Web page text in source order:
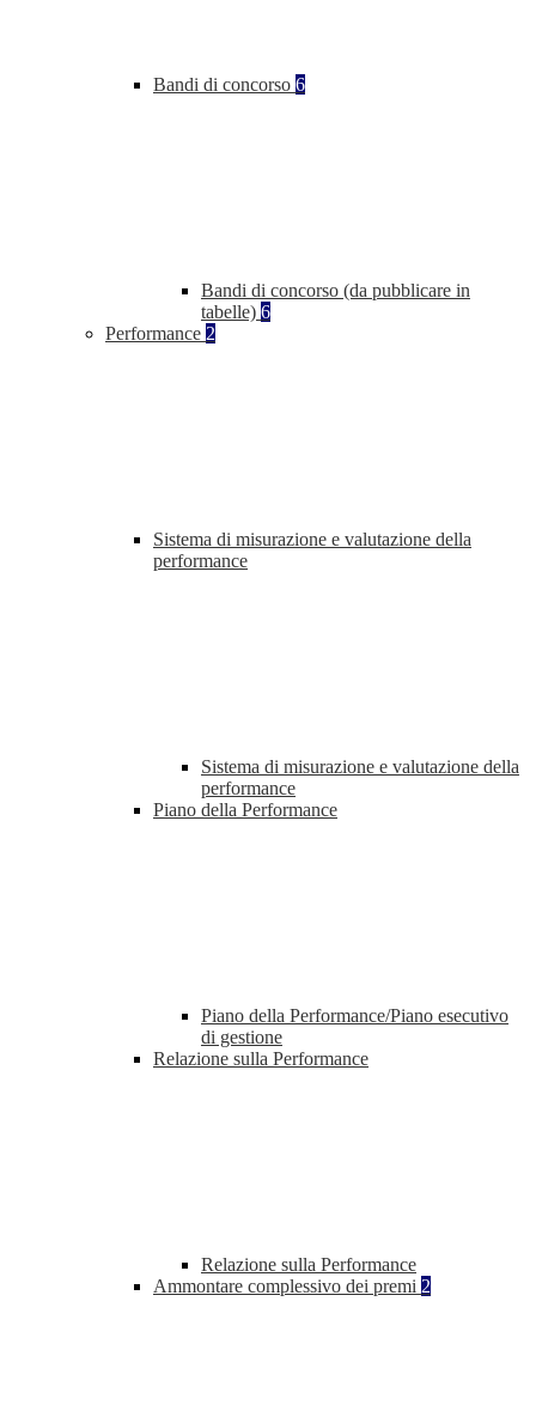
Bandi di concorso 6
Bandi di concorso (da pubblicare in
tabelle) 6
Performance 2
Sistema di misurazione e valutazione della
performance
Sistema di misurazione e valutazione della
performance
Piano della Performance
Piano della Performance/Piano esecutivo
di gestione
Relazione sulla Performance
Relazione sulla Performance
Ammontare complessivo dei premi 2